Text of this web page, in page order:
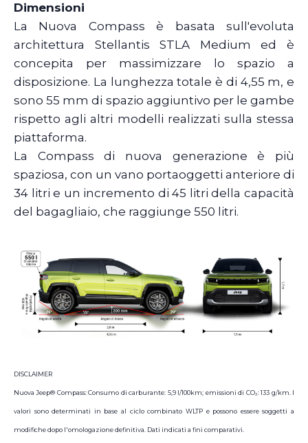
Dimensioni
La Nuova Compass è basata sull'evoluta
architettura Stellantis STLA Medium ed è
concepita per massimizzare lo spazio a
disposizione. La lunghezza totale è di 4,55 m, e
sono 55 mm di spazio aggiuntivo per le gambe
rispetto agli altri modelli realizzati sulla stessa
piattaforma.
La Compass di nuova generazione è più
spaziosa, con un vano portaoggetti anteriore di
34 litri e un incremento di 45 litri della capacità
del bagagliaio, che raggiunge 550 litri.
DISCLAIMER
Nuova Jeep® Compass: Consumo di carburante: 5,9 l/100km; emissioni di CO₂: 133 g/km. I
valori sono determinati in base al ciclo combinato WLTP e possono essere soggetti a
modifiche dopo l'omologazione definitiva. Dati indicati a fini comparativi.